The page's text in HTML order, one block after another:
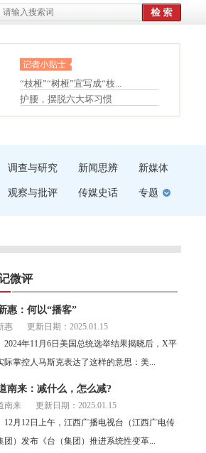
眼白变红或是结膜下出血
“枝桠”“树桠”宜写成“枝...
夏天缓解疲劳有三招
护腰，摆脱六大坏习惯
受伤了冰敷还是热敷
调查与研究 新闻思辨 新媒体
观察与批评 传媒史话 专题
微评
惠：何以“播客”
惠
更新日期：2025.01.15
年11月6日美国总统选举结果揭晓后，X平
际掌控人马斯克表达了这样的意思：美...
南来：减什么，怎么减?
南来
更新日期：2025.01.15
月12日上午，江西广播电视台（江西广电传
团）发布《台（集团）推进系统性变革...